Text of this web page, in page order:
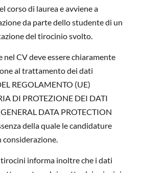
corso di laurea e avviene a
da parte dello studente di un
del tirocinio svolto.
CV deve essere chiaramente
al trattamento dei dati
REGOLAMENTO (UE)
DI PROTEZIONE DEI DATI
DATA PROTECTION
della quale le candidature
considerazione.
tirocini informa inoltre che i dati